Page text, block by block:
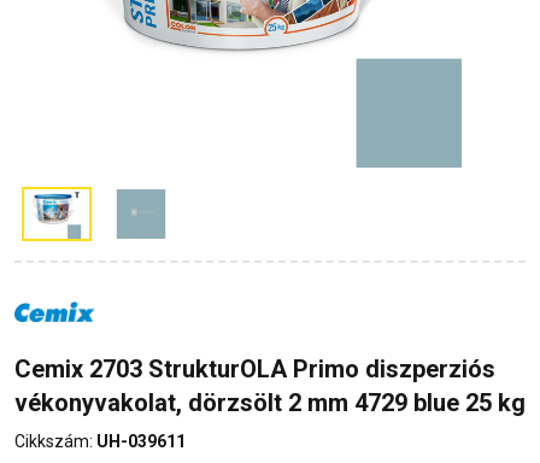
Cemix 2703 StrukturOLA Primo diszperziós
vékonyvakolat, dörzsölt 2 mm 4729 blue 25 kg
Cikkszám: UH-039611